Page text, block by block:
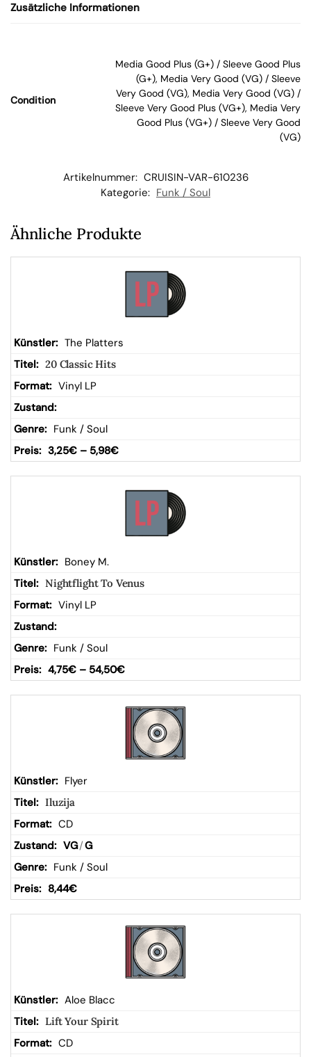
W
Zusätzliche Informationen
Condition
Media Good Plus (G+) / Sleeve Good Plus
(G+), Media Very Good (VG) / Sleeve
Very Good (VG), Media Very Good (VG) /
Sleeve Very Good Plus (VG+), Media Very
Good Plus (VG+) / Sleeve Very Good
(VG)
Artikelnummer: CRUISIN-VAR-610236
Kategorie: Funk / Soul
Ähnliche Produkte
The Platters
20 Classic Hits
Vinyl LP
Funk / Soul
3,25€ – 5,98€
Boney M.
Nightflight To Venus
Vinyl LP
Funk / Soul
4,75€ – 54,50€
Flyer
Iluzija
CD
VG/G
Funk / Soul
8,44€
Aloe Blacc
Lift Your Spirit
CD